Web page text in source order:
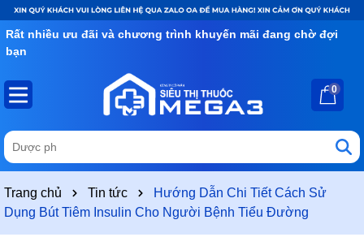
Rất nhiều ưu đãi và chương trình khuyến mãi đang chờ đợi
bạn
0
Trang chủ Tin tức
Hướng Dẫn Chi Tiết Cách Sử
Dụng Bút Tiêm Insulin Cho Người Bệnh Tiểu Đường